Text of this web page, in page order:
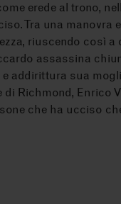
erede al trono,
Tra una manovra
riuscendo così
assassina
addirittura sua
Richmond, Enrico
che ha ucciso